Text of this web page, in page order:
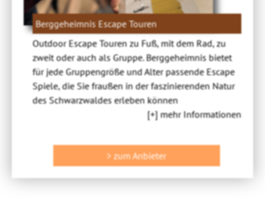
Berggeheimnis Escape Touren
Outdoor Escape Touren zu Fuß, mit dem Rad, zu
zweit oder auch als Gruppe. Berggeheimnis bietet
für jede Gruppengröße und Alter passende Escape
Spiele, die Sie fraußen in der faszinierenden Natur
des Schwarzwaldes erleben können
[+] mehr Informationen
> zum Anbieter